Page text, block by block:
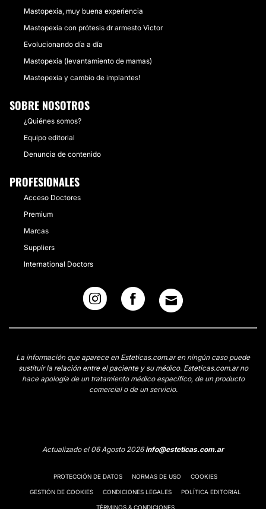
Mastopexia, muy buena experiencia
Mastopexia con prótesis dr armesto Victor
Evolucionando día a día
Mastopexia (levantamiento de mamas)
Mastopexia y cambio de implantes!
SOBRE NOSOTROS
¿Quiénes somos?
Equipo editorial
Denuncia de contenido
PROFESIONALES
Acceso Doctores
Premium
Marcas
Suppliers
International Doctors
La información que aparece en Esteticas.com.ar en ningún caso puede
sustituir la relación entre el paciente y su médico. Esteticas.com.ar no
hace apología de un tratamiento médico específico, de un producto
comercial o de un servicio.
Actualizado el 06 Agosto 2026info@esteticas.com.ar
PROTECCIÓN DE DATOS NORMAS DE USO COOKIES
GESTIÓN DE COOKIES CONDICIONES LEGALES POLÍTICA EDITORIAL
TÉRMINOS & CONDICIONES